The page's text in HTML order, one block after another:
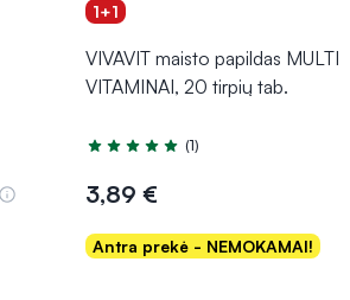
1+1
VIVAVIT maisto papildas MULTI
VITAMINAI, 20 tirpių tab.
Įvertinimas 5.0 iš 5
(1)
3,89 €
Antra prekė - NEMOKAMAI!
Į krepšelį